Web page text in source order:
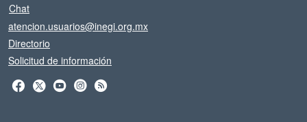
Chat
atencion.usuarios@inegi.org.mx
Directorio
Solicitud de información